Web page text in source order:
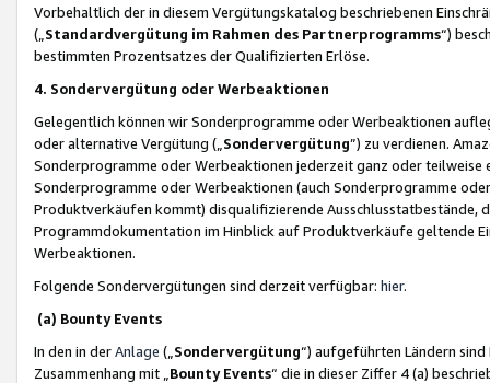
Vorbehaltlich der in diesem Vergütungskatalog beschriebenen
(„ Standardvergütung im Rahmen des Partnerprogramms“)
bestimmten Prozentsatzes der Qualifizierten Erlöse.
4. Sondervergütung oder Werbeaktionen
Gelegentlich können wir Sonderprogramme oder Werbeaktionen
oder alternative Vergütung („ Sondervergütung”) zu verdienen.
Sonderprogramme oder Werbeaktionen jederzeit ganz oder
Sonderprogramme oder Werbeaktionen (auch Sonderprogramme
Produktverkäufen kommt) disqualifizierende Ausschlusstatbestände,
Programmdokumentation im Hinblick auf Produktverkäufe geltende
Werbeaktionen.
Folgende Sondervergütungen sind derzeit verfügbar: hier.
(a) Bounty Events
In den in derAnlage („ Sondervergütung“) aufgeführten Ländern
Zusammenhang mit „ Bounty Events“ die in dieser Ziffer 4 (a)